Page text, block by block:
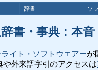
辞書 ソ
辞書・事典：本
イト・ソフトウエアーが
や外来語字引のアクセスは